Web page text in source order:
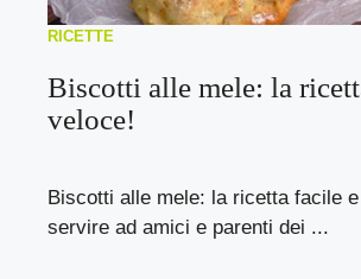
RICETTE
Biscotti alle mele: la
veloce!
Biscotti alle mele: la ricetta facile
servire ad amici e parenti dei ...